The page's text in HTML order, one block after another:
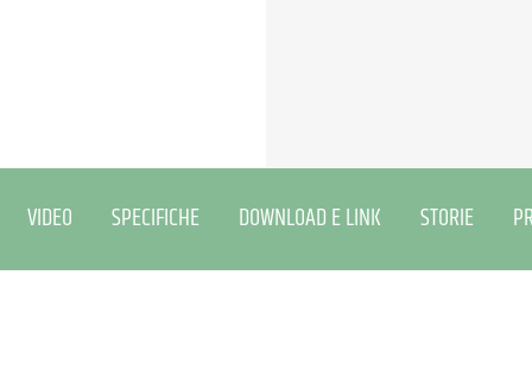
VIDEO SPECIFICHE DOWNLOAD E LINK STORIE